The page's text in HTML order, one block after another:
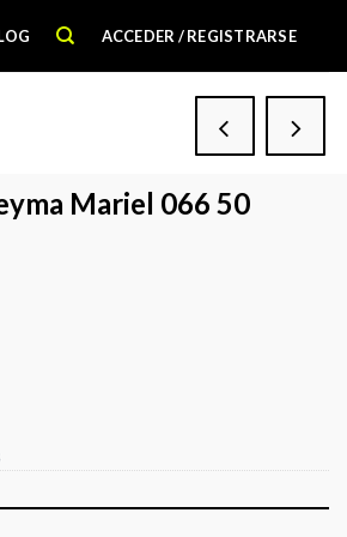
ACCEDER / REGISTRARSE
Mariel 066 50